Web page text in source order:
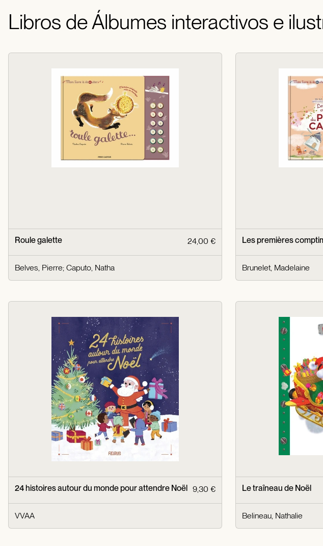
Libros de Álbumes interactivos e
Roule galette 24,00 €
Belves, Pierre; Caputo, Natha
Les premières
Brunelet, Madelaine
24 histoires autour du monde pour attendre Noël 9,30 €
VVAA
Le traîneau de Noël
Belineau, Nathalie